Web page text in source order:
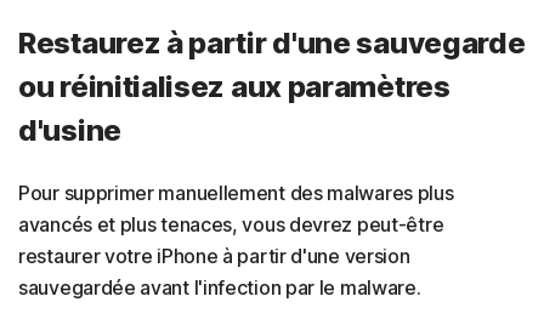
Restaurez à partir d'une sauvegarde
ou réinitialisez aux paramètres
d'usine
Pour supprimer manuellement des malwares plus
avancés et plus tenaces, vous devrez peut-être
restaurer votre iPhone à partir d'une version
sauvegardée avant l'infection par le malware.